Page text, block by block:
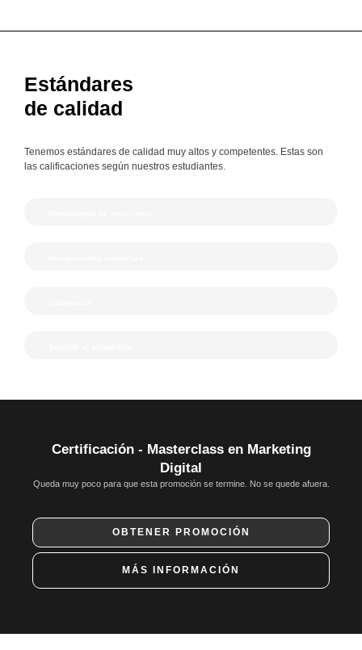
Estándares
de calidad
Tenemos estándares de calidad muy altos y competentes. Estas son
las calificaciones según nuestros estudiantes.
Certificación - Masterclass en Marketing
Digital
Queda muy poco para que esta promoción se termine. No se quede afuera.
OBTENER PROMOCIÓN
MÁS INFORMACIÓN